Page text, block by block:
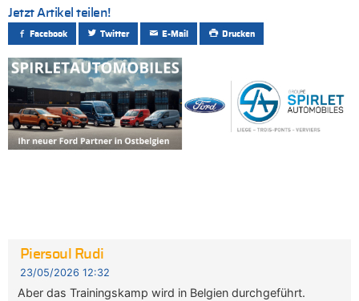
Jetzt Artikel teilen!
Facebook Twitter E-Mail Drucken
Piersoul Rudi
23/05/2026 12:32
Aber das Trainingskamp wird in Belgien durchgeführt.